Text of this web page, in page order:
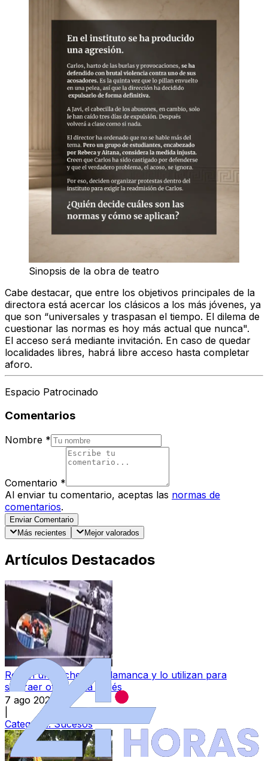
Sinopsis de la obra de teatro
Cabe destacar, que entre los objetivos principales de la
directora está acercar los clásicos a los más jóvenes, ya
que son “universales y traspasan el tiempo. El dilema de
cuestionar las normas es hoy más actual que nunca".
El acceso será mediante invitación. En caso de quedar
localidades libres, habrá libre acceso hasta completar
aforo.
Espacio Patrocinado
Comentarios
Nombre *
Comentario *
Al enviar tu comentario, aceptas las normas de
comentarios.
Enviar Comentario
Más recientes
Mejor valorados
Artículos Destacados
Roban un coche en Salamanca y lo utilizan para
sustraer otro en La Vellés
7 ago 2026
Categoría:Sucesos